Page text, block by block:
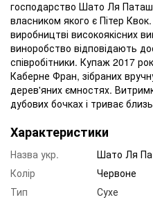
господарство Шато Ля
власником якого є Пітер
виробництві високоякісних
виноробство відповідають
співробітники. Купаж 2017
Каберне Фран, зібраних
дерев'яних ємностях.
дубових бочках і триває
Характеристики
Назва укр.
Шато Ля
Колір
Червоне
Тип
Сухе